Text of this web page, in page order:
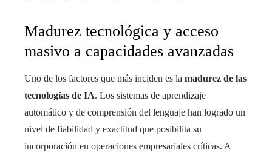
Madurez tecnológica y acceso
masivo a capacidades avanzadas
Uno de los factores que más inciden es la madurez de las
tecnologías de IA. Los sistemas de aprendizaje
automático y de comprensión del lenguaje han logrado un
nivel de fiabilidad y exactitud que posibilita su
incorporación en operaciones empresariales críticas. A